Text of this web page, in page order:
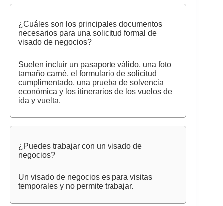
¿Cuáles son los principales documentos
necesarios para una solicitud formal de
visado de negocios?
Suelen incluir un pasaporte válido, una foto
tamaño carné, el formulario de solicitud
cumplimentado, una prueba de solvencia
económica y los itinerarios de los vuelos de
ida y vuelta.
¿Puedes trabajar con un visado de
negocios?
Un visado de negocios es para visitas
temporales y no permite trabajar.